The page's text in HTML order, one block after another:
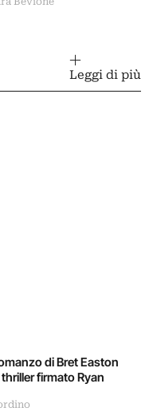
Leggi di più
di Bret Easton
firmato Ryan